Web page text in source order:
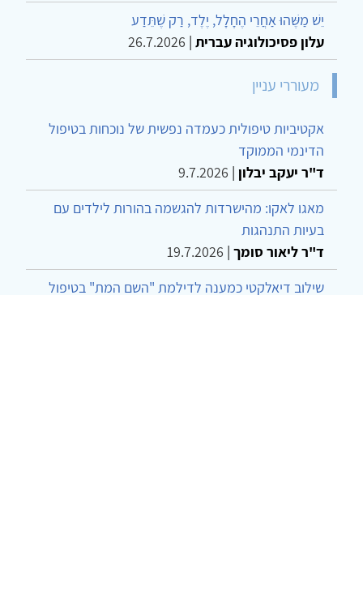
יֵשׁ מַשֶּׁהוּ אַחֲרֵי הֶחָלָל, יֶלֶד, רַק שֶׁתֵּדַע
עלון פסיכולוגיה עברית |
26.7.2026
מעוררי עניין
אקטיביות טיפולית כעמדה נפשית של נוכחות בטיפול
הדינמי הממוקד
ד"ר יעקב יבלון |
9.7.2026
מאגו לאקו: מהישרדות להגשמה בהורות לילדים עם
בעיות התנהגות
ד"ר ליאור סומך |
19.7.2026
שילוב דיאלקטי כמענה לדילמת "השם המת" בטיפול